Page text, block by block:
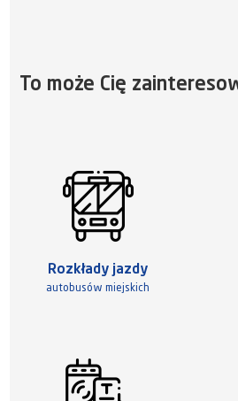
To może Cię
Rozkłady jazdy
autobusów miejskich